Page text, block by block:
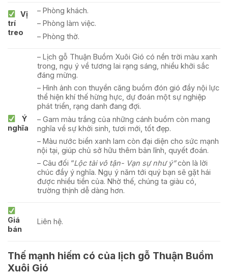
Vị
trí
treo
– Phòng khách.
– Phòng làm việc.
– Phòng thờ.
Ý
nghĩa
– Lịch gỗ Thuận Buồm Xuôi Gió có nền trời màu xanh
trong, ngụ ý về tương lai rạng sáng, nhiều khởi sắc
đáng mừng.
– Hình ảnh con thuyền căng buồm đón gió đầy nội lực
thể hiện khí thế hừng hực, dự đoán một sự nghiệp
phát triển, rạng danh đang đợi.
– Gam màu trắng của những cánh buồm còn mang
nghĩa về sự khởi sinh, tươi mới, tốt đẹp.
– Màu nước biển xanh lam còn đại diện cho sức mạnh
nội tại, giúp chủ sở hữu thêm bản lĩnh, quyết đoán.
– Câu đối “Lộc tài vô tận- Vạn sự như ý”còn là lời
chúc đầy ý nghĩa. Ngụ ý năm tới quý bạn sẽ gặt hái
được nhiều tiền của. Nhờ thế, chúng ta giàu có,
trường thịnh dễ dàng hơn.
Giá
bán
Liên hệ.
Thế mạnh hiếm có của lịch gỗ Thuận Buồm
Xuôi Gió